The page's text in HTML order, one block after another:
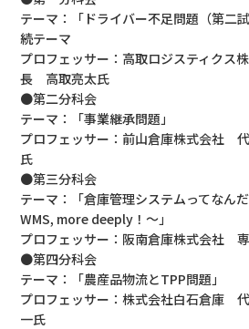
テーマ：「ドライバー不足問題（第二
続テーマ
プロフェッサー：高取ロジスティクス
長 高取亮太氏
●第二分科会
テーマ：「事業継承問題」
プロフェッサー：前山倉庫株式会社
氏
●第三分科会
テーマ：「倉庫管理システムってなん
WMS, more deeply！～」
プロフェッサー：阪南倉庫株式会社
●第四分科会
テーマ：「農産品物流とTPP問題」
プロフェッサー：株式会社白石倉庫
一氏